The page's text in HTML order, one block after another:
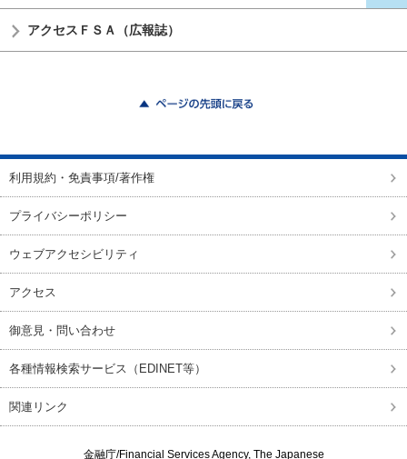
アクセスＦＳＡ（広報誌）
利用規約・免責事項/著作権
プライバシーポリシー
ウェブアクセシビリティ
アクセス
御意見・問い合わせ
各種情報検索サービス（EDINET等）
関連リンク
金融庁/Financial Services Agency, The Japanese